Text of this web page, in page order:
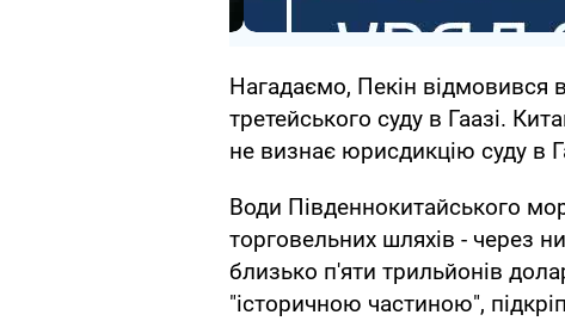
Нагадаємо, Пекін відмовився
третейського суду в Гаазі.
не визнає юрисдикцію суду в
Води Південнокитайського
торговельних шляхів - через
близько п'яти трильйонів
"історичною частиною",